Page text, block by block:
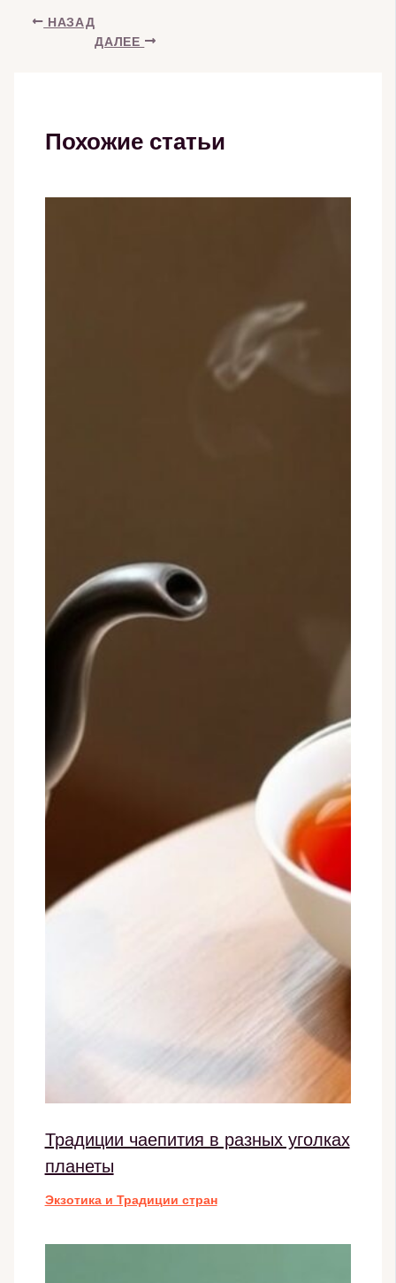
НАЗАД
ДАЛЕЕ
Похожие статьи
Традиции чаепития в разных уголках
планеты
Экзотика и Традиции стран